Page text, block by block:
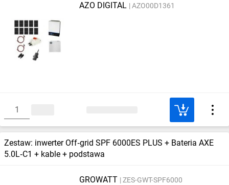
AZO DIGITAL AZO00D1361
Zestaw: inwerter Off‑grid SPF 6000ES PLUS + Bateria AXE
5.0L‑C1 + kable + podstawa
GROWATT ZES-GWT-SPF6000